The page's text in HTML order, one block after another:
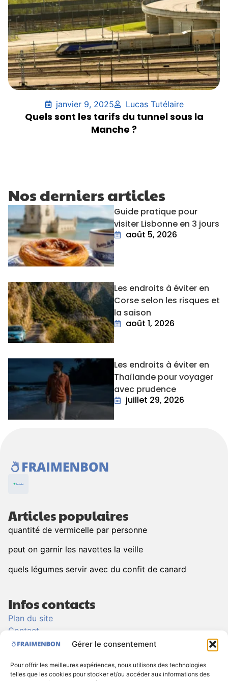
Gérer le consentement
Pour offrir les meilleures expériences, nous utilisons des technologies
telles que les cookies pour stocker et/ou accéder aux informations des
janvier 9, 2025 Lucas Tutélaire
Quels sont les tarifs du tunnel sous la
Manche ?
Nos derniers articles
Guide pratique pour
visiter Lisbonne en 3 jours
août 5, 2026
Les endroits à éviter en
Corse selon les risques et
la saison
août 1, 2026
Les endroits à éviter en
Thaïlande pour voyager
avec prudence
juillet 29, 2026
Articles populaires
quantité de vermicelle par personne
peut on garnir les navettes la veille
quels légumes servir avec du confit de canard
Infos contacts
Plan du site
Contact
Politique de Cookies
Mentions légales